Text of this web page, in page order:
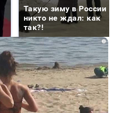
Такую зиму в России
никто не ждал: как
так?!
i